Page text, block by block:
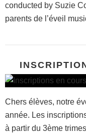
conducted by Suzie
parents de l’éveil
Chers élèves, notre
année. Les
à partir du 3ème